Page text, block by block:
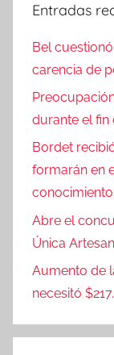
Entradas
Bel
carencia de
durante el fin
Bordet
formarán en
Abre el
Única
Aumento de
necesitó